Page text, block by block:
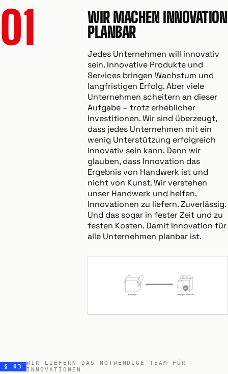
01
WIR MACHEN INNOVATION
PLANBAR
Jedes Unternehmen will innovativ
sein. Innovative Produkte und
Services bringen Wachstum und
langfristigen Erfolg. Aber viele
Unternehmen scheitern an dieser
Aufgabe – trotz erheblicher
Investitionen. Wir sind überzeugt,
dass jedes Unternehmen mit ein
wenig Unterstützung erfolgreich
innovativ sein kann. Denn wir
glauben, dass Innovation das
Ergebnis von Handwerk ist und
nicht von Kunst. Wir verstehen
unser Handwerk und helfen,
Innovationen zu liefern. Zuverlässig.
Und das sogar in fester Zeit und zu
festen Kosten. Damit Innovation für
alle Unternehmen planbar ist.
§ 03
WIR LIEFERN DAS NOTWENDIGE TEAM FÜR
INNOVATIONEN